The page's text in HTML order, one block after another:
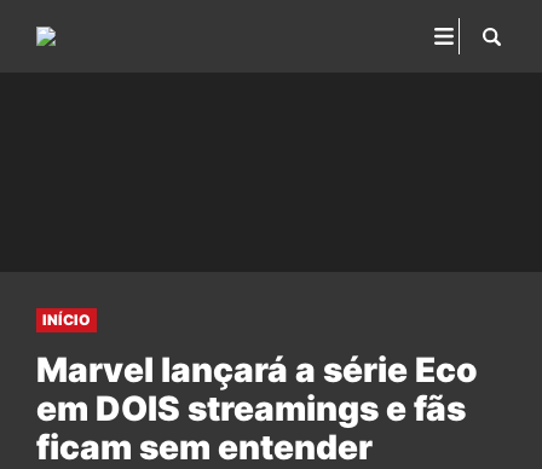
INÍCIO
Marvel lançará a série Eco
em DOIS streamings e fãs
ficam sem entender